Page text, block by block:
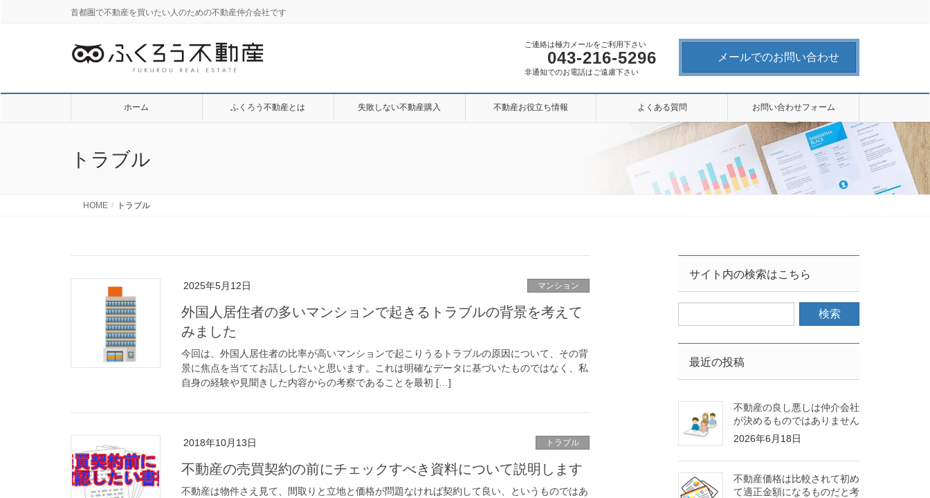
首都圏で不動産を買いたい人のための不動産仲介会社です
ご連絡は極力メールをご利用下さい
043-216-5296
非通知でのお電話はご遠慮下さい
メールでのお問い合わせ
ホーム ふくろう不動産とは 失敗しない不動産購入 不動産お役立ち情報 よくある質問 お問い合わせフォーム
トラブル
HOME トラブル
2025年5月12日 マンション
外国人居住者の多いマンションで起きるトラブルの背景を考えて
みました
今回は、外国人居住者の比率が高いマンションで起こりうるトラブルの原因について、その背
景に焦点を当ててお話ししたいと思います。これは明確なデータに基づいたものではなく、私
自身の経験や見聞きした内容からの考察であることを最初 […]
2018年10月13日 トラブル
不動産の売買契約の前にチェックすべき資料について説明します
不動産は物件さえ見て、間取りと立地と価格が問題なければ契約して良い、というものではあ
サイト内の検索はこちら
最近の投稿
不動産の良し悪しは仲介会社
が決めるものではありません
2026年6月18日
不動産価格は比較されて初め
て適正金額になるものだと考